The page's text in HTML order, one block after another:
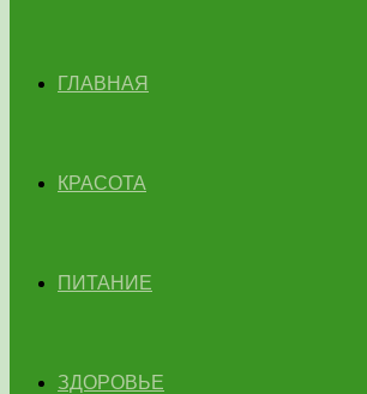
ГЛАВНАЯ
КРАСОТА
ПИТАНИЕ
ЗДОРОВЬЕ